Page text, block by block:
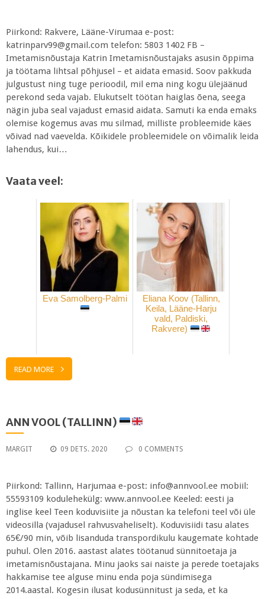
Piirkond: Rakvere, Lääne-Virumaa e-post:
katrinparv99@gmail.com telefon: 5803 1402 FB –
Imetamisnõustaja Katrin Imetamisnõustajaks asusin õppima
ja töötama lihtsal põhjusel – et aidata emasid. Soov pakkuda
julgustust ning tuge perioodil, mil ema ning kogu ülejäänud
perekond seda vajab. Elukutselt töötan haiglas õena, seega
nägin juba seal vajadust emasid aidata. Samuti ka enda emaks
olemise kogemus avas mu silmad, milliste probleemide käes
võivad nad vaevelda. Kõikidele probleemidele on võimalik leida
lahendus, kui…
Vaata veel:
Eva Samolberg-Palmi
Eliana Koov (Tallinn,
Keila, Lääne-Harju
vald, Paldiski,
Rakvere)
READ MORE
ANN VOOL (TALLINN)
MARGIT 09 DETS. 2020 0 COMMENTS
Piirkond: Tallinn, Harjumaa e-post: info@annvool.ee mobiil:
55593109 kodulehekülg: www.annvool.ee Keeled: eesti ja
inglise keel Teen koduvisiite ja nõustan ka telefoni teel või üle
videosilla (vajadusel rahvusvaheliselt). Koduvisiidi tasu alates
65€/90 min, võib lisanduda transpordikulu kaugemate kohtade
puhul. Olen 2016. aastast alates töötanud sünnitoetaja ja
imetamisnõustajana. Minu jaoks sai naiste ja perede toetajaks
hakkamise tee alguse minu enda poja sündimisega
2014.aastal. Kogesin ilusat kodusünnitust ja seda, et ka